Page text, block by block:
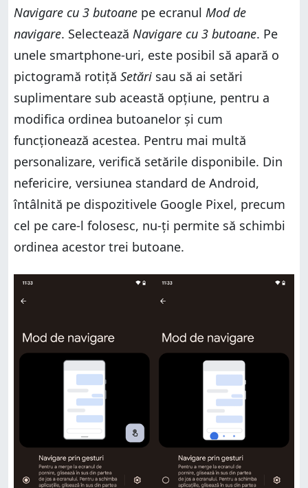
Navigare cu 3 butoane pe ecranul Mod de
navigare. Selectează Navigare cu 3 butoane. Pe
unele smartphone-uri, este posibil să apară o
pictogramă rotiță Setări sau să ai setări
suplimentare sub această opțiune, pentru a
modifica ordinea butoanelor și cum
funcționează acestea. Pentru mai multă
personalizare, verifică setările disponibile. Din
nefericire, versiunea standard de Android,
întâlnită pe dispozitivele Google Pixel, precum
cel pe care-l folosesc, nu-ți permite să schimbi
ordinea acestor trei butoane.